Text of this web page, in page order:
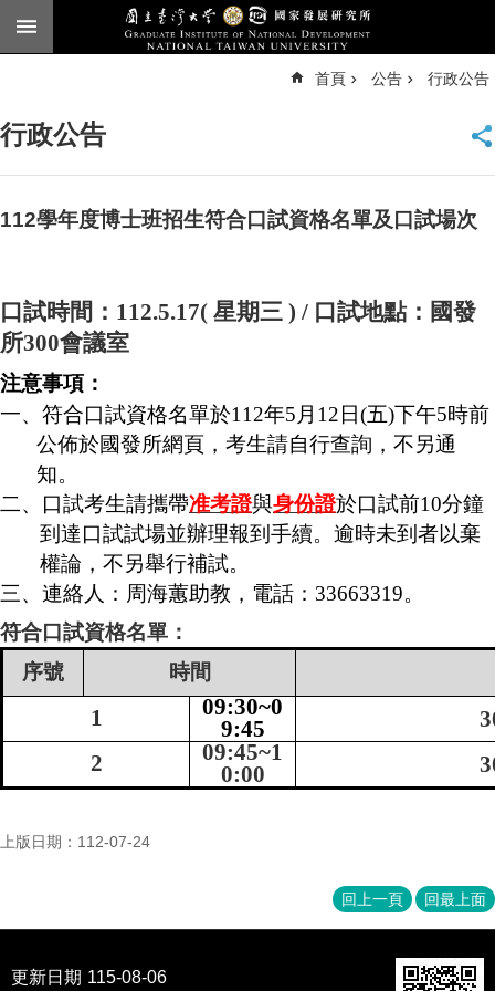
跳到主要內容區塊
臺
頁
告
本
所
簡
介
本
所
成
員
士
班
碩
士
究
國
首頁 公告 行政公告
行政公告
112學年度博士班招生符合口試資格名單及口試場次
口試時間： 112.5.17( 星期三 ) / 口試地點：國發
所300會議室
注意事項：
一、符合口試資格名單於112年5 月 12日(五)下午5時前
公佈於國發所網頁，考生請自行查詢，不另通
知。
二、口試考生請攜帶准考證與身份證於口試前10分鐘
到達口試試場並辦理報到手續。逾時未到者以棄
權論，不另舉行補試。
三、連絡人：周海蕙助教，電話： 33663319。
符合口試資格名單：
序號
時間
1
09:30~0
9:45
2
09:45~1
0:00
上版日期：112-07-24
回上一頁 回最上面
更新日期 115-08-06